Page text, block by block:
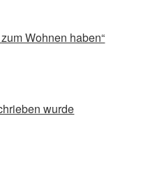
Wohnen haben“
wurde